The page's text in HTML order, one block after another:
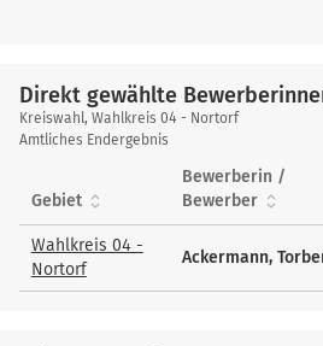
Direkt gewählte
Direkt
gewählte
und
Bewerber
Kreiswahl, Wahlkreis 04 - Nortorf
Amtliches Endergebnis
Gebiet
Bewerberin /
Bewerber
Wahlkreis 04 -
Nortorf
Ackermann,